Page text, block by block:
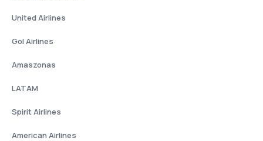
United Airlines
Gol Airlines
Amaszonas
LATAM
Spirit Airlines
American Airlines